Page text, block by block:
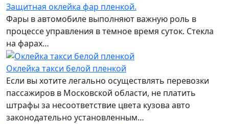
Защитная оклейка фар пленкой.
Фары в автомобиле выполняют важную роль в
процессе управления в темное время суток. Стекла
на фарах…
Оклейка такси белой пленкой
Если вы хотите легально осуществлять перевозки
пассажиров в Московской области, не платить
штрафы за несоответствие цвета кузова авто
законодательно установленным…